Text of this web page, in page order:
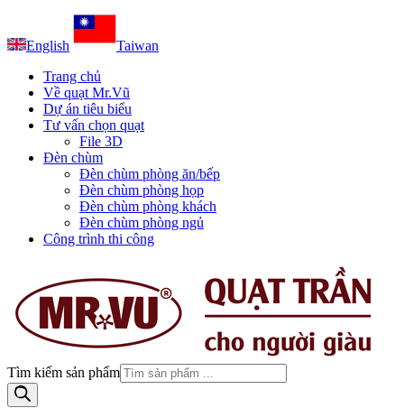
English
Taiwan
Trang chủ
Về quạt Mr.Vũ
Dự án tiêu biểu
Tư vấn chọn quạt
File 3D
Đèn chùm
Đèn chùm phòng ăn/bếp
Đèn chùm phòng họp
Đèn chùm phòng khách
Đèn chùm phòng ngủ
Công trình thi công
Tìm kiếm sản phẩm